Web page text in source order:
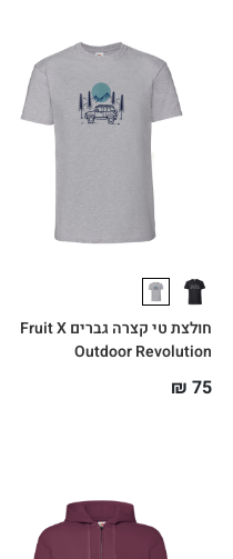
חולצת טי קצרה גברים Fruit X
Outdoor Revolution
₪ 75